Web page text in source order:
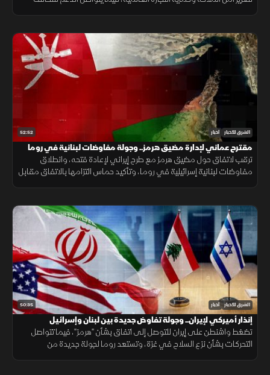
52:52 الشرق للأخبار أخبار
مقترح عماني لإدارة مضيق هرمز.. وجولة مفاوضات لبنانية في روما
ترقب لاتفاق حول مضيق هرمز مع طرح إيراني لإعادة فتحه، وانطلاق
مفاوضات لبنانية إسرائيلية في روما، وتأكيد حماس التزامها بالاتفاق مقابل
50:35 الشرق للأخبار أخبار
إنذار أميركي لإيران.. وجولة تفاوض جديدة بين لبنان وإسرائيل
تضغط واشنطن على إيران للتوصل إلى اتفاق بشأن "هرمز"، فيما تتواصل
التحركات بشأن نزع السلاح في غزة، وتستعد روما لجولة جديدة من